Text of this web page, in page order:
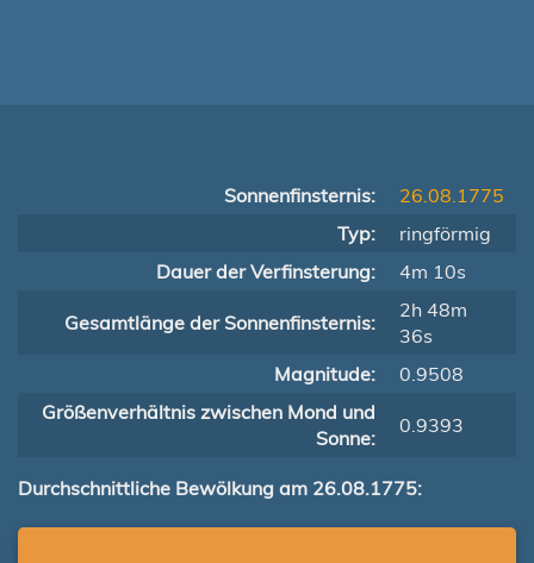
Sonnenfinsternis:
26.08.1775
Typ:
ringförmig
Dauer der Verfinsterung:
4m 10s
Gesamtlänge der Sonnenfinsternis:
2h 48m
36s
Magnitude:
0.9508
Größenverhältnis zwischen Mond und
Sonne:
0.9393
Durchschnittliche Bewölkung am 26.08.1775: